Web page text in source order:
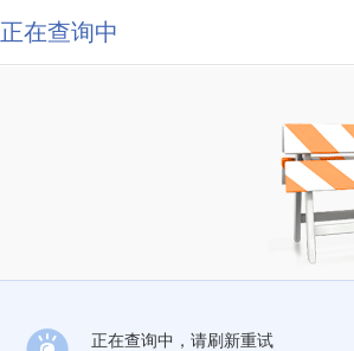
正在查询中
正在查询中，请刷新重试